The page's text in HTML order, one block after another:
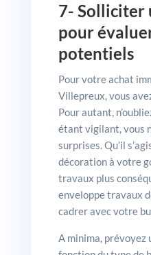
7- Solliciter
pour
potentiels
Pour votre achat
Villepreux, vous
Pour autant,
étant vigilant, vous
surprises. Qu’il
décoration à votre
travaux plus
enveloppe travaux
cadrer avec votre
A minima, prévoyez